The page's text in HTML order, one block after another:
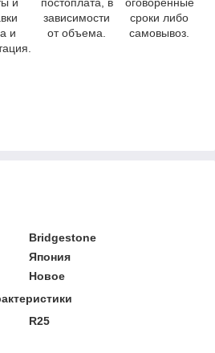
и
и
постоплата, в
зависимости
от объема.
оговоренные
сроки либо
самовывоз.
Bridgestone
Япония
Новое
R25